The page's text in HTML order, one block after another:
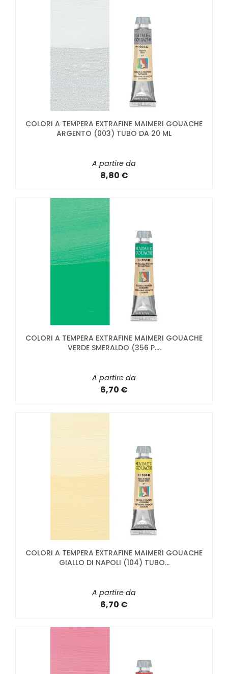
COLORI A TEMPERA EXTRAFINE MAIMERI GOUACHE
ARGENTO (003) TUBO DA 20 ML
A partire da
8,80 €
COLORI A TEMPERA EXTRAFINE MAIMERI GOUACHE
VERDE SMERALDO (356 P....
A partire da
6,70 €
COLORI A TEMPERA EXTRAFINE MAIMERI GOUACHE
GIALLO DI NAPOLI (104) TUBO...
A partire da
6,70 €